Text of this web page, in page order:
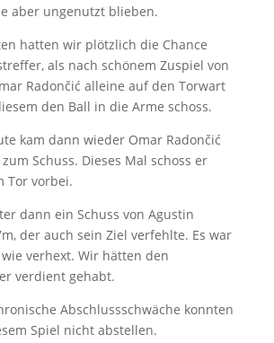
aber ungenutzt blieben.
hatten wir plötzlich die Chance
als nach schönem Zuspiel von
Radončić alleine auf den Torwart
den Ball in die Arme schoss.
kam dann wieder Omar Radončić
Schuss. Dieses Mal schoss er
Tor vorbei.
dann ein Schuss von Agustin
der auch sein Ziel verfehlte. Es war
verhext. Wir hätten den
verdient gehabt.
Abschlussschwäche konnten
Spiel nicht abstellen.